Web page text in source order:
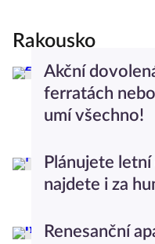
Rakousko
Akční
ferratách
umí všechno!
Plánujete
najdete i za
Renesanční